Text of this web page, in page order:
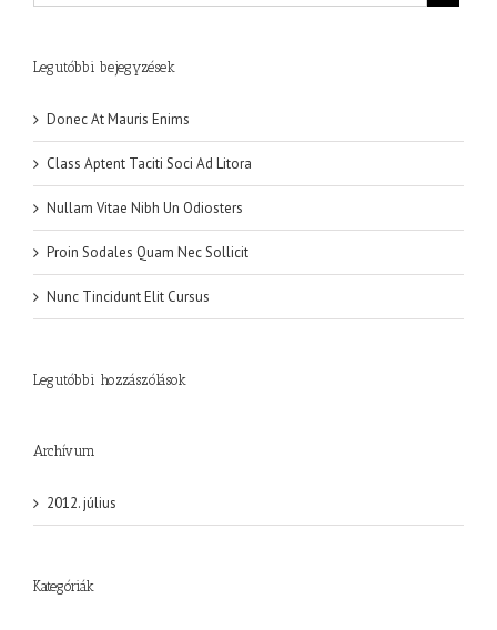
Legutóbbi bejegyzések
Donec At Mauris Enims
Class Aptent Taciti Soci Ad Litora
Nullam Vitae Nibh Un Odiosters
Proin Sodales Quam Nec Sollicit
Nunc Tincidunt Elit Cursus
Legutóbbi hozzászólások
Archívum
2012. július
Kategóriák